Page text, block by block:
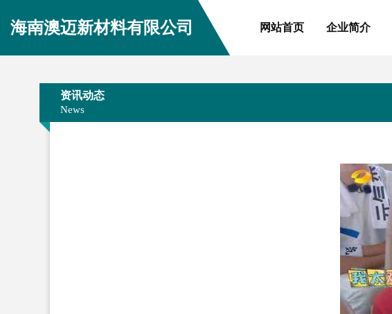
海南澳迈新材料有限公司 网站首页 企业简介
资讯动态
News